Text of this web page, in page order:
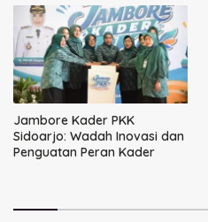
Jambore Kader PKK
Sidoarjo: Wadah Inovasi dan
Penguatan Peran Kader